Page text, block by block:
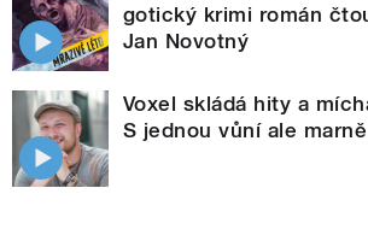
gotický krimi román
Jan Novotný
Voxel skládá hity a
S jednou vůní ale